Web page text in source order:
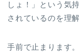
しょ！」という気
されているのを理
手前で止まります